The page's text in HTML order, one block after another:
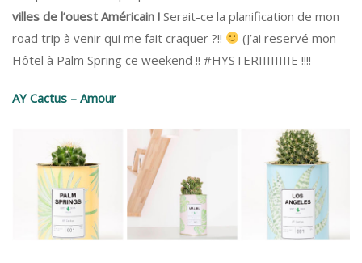
villes de l’ouest Américain ! Serait-ce la planification de mon
road trip à venir qui me fait craquer ?!!
(J’ai reservé mon
Hôtel à Palm Spring ce weekend !! #HYSTERIIIIIIIIE !!!!
AY Cactus – Amour